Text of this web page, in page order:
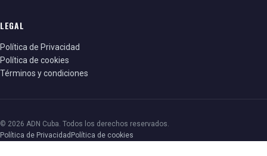
LEGAL
Política de Privacidad
Política de cookies
Términos y condiciones
© 2026 ADN Cuba. Todos los derechos reservados.
Política de Privacidad Política de cookies